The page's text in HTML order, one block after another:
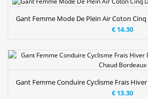
€ 14.30
€ 13.30